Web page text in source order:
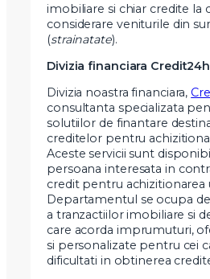
imobiliare si chiar credite la
considerare veniturile din
(strainatate).
Divizia financiara
Divizia noastra financiara,
consultanta specializata
solutiilor de finantare
creditelor pentru
Aceste servicii sunt
persoana interesata in
credit pentru achizitionarea
Departamentul se ocupa
a tranzactiilor imobiliare si
care acorda imprumuturi,
si personalizate pentru cei
dificultati in obtinerea